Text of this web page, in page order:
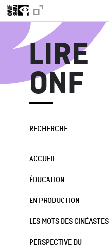
LIRE
ONF
RECHERCHE
ACCUEIL
ÉDUCATION
EN PRODUCTION
LES MOTS DES CINÉASTES
PERSPECTIVE DU